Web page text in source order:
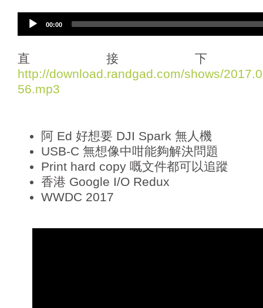
i
o
P
l
00:00
直接
http://download.randgad.com/shows/
56.mp3
阿 Ed 好想要 DJI Spark 無人機
USB-C 無想像中咁能夠解決問題
Print hard copy 嘅文件都可以追蹤
香港 Google I/O Redux
WWDC 2017